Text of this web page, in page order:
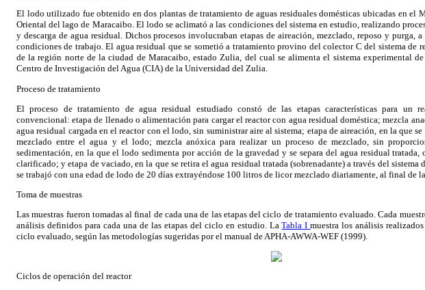
El lodo utilizado fue obtenido en dos plantas de tratamiento de aguas residuales domésticas ubicadas en el
Oriental del lago de Maracaibo. El lodo se aclimató a las condiciones del sistema en estudio, realizando
y descarga de agua residual. Dichos procesos involucraban etapas de aireación, mezclado, reposo y purga,
condiciones de trabajo. El agua residual que se sometió a tratamiento provino del colector C del sistema de
de la región norte de la ciudad de Maracaibo, estado Zulia, del cual se alimenta el sistema experimental
Centro de Investigación del Agua (CIA) de la Universidad del Zulia.
Proceso de tratamiento
El proceso de tratamiento de agua residual estudiado constó de las etapas características para un
convencional: etapa de llenado o alimentación para cargar el reactor con agua residual doméstica; mezcla
agua residual cargada en el reactor con el lodo, sin suministrar aire al sistema; etapa de aireación, en la que
mezclado entre el agua y el lodo; mezcla anóxica para realizar un proceso de mezclado, sin
sedimentación, en la que el lodo sedimenta por acción de la gravedad y se separa del agua residual tratada,
clarificado; y etapa de vaciado, en la que se retira el agua residual tratada (sobrenadante) a través del sistema
se trabajó con una edad de lodo de 20 días extrayéndose 100 litros de licor mezclado diariamente, al final de
Toma de muestras
Las muestras fueron tomadas al final de cada una de las etapas del ciclo de tratamiento evaluado. Cada
análisis definidos para cada una de las etapas del ciclo en estudio. LaTabla Imuestra los análisis
ciclo evaluado, según las metodologías sugeridas por el manual de APHA-AWWA-WEF (1999).
Ciclos de operación del reactor